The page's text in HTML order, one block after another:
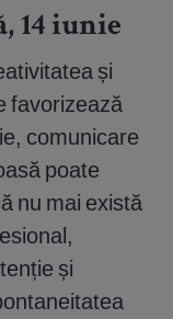
14 iunie
și
favorizează
comunicare
poate
nu mai există
și